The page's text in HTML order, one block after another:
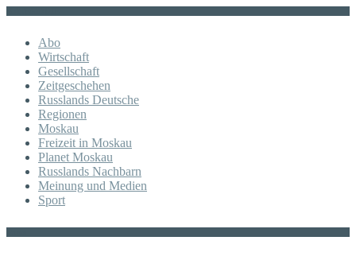
Abo
Wirtschaft
Gesellschaft
Zeitgeschehen
Russlands Deutsche
Regionen
Moskau
Freizeit in Moskau
Planet Moskau
Russlands Nachbarn
Meinung und Medien
Sport